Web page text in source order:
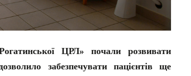
ЦРЛ» почали розвивати
забезпечувати пацієнтів ще